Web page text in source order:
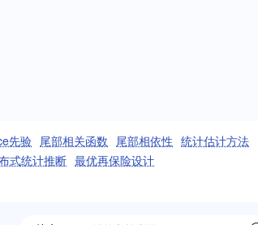
先验 尾部相关函数 尾部相依性 统计估计方法
式统计推断 最优再保险设计